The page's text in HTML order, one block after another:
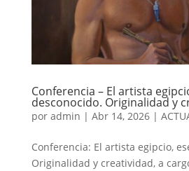
Conferencia – El artista
desconocido. Originalidad y
por admin | Abr 14, 2026|
Conferencia: El artista egipcio,
Originalidad y creatividad, a